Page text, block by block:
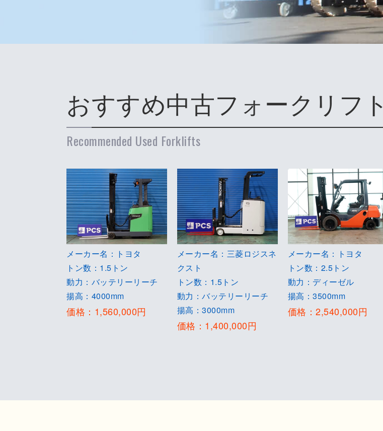
おすすめ中古フォークリフト
Recommended Used Forklifts
メーカー名：トヨタ
トン数：1.5トン
動力：バッテリーリーチ
揚高：4000mm
価格：1,560,000円
メーカー名：三菱ロジスネ
クスト
トン数：1.5トン
動力：バッテリーリーチ
揚高：3000mm
価格：1,400,000円
メーカー名：トヨタ
トン数：2.5トン
動力：ディーゼル
揚高：3500mm
価格：2,540,000円